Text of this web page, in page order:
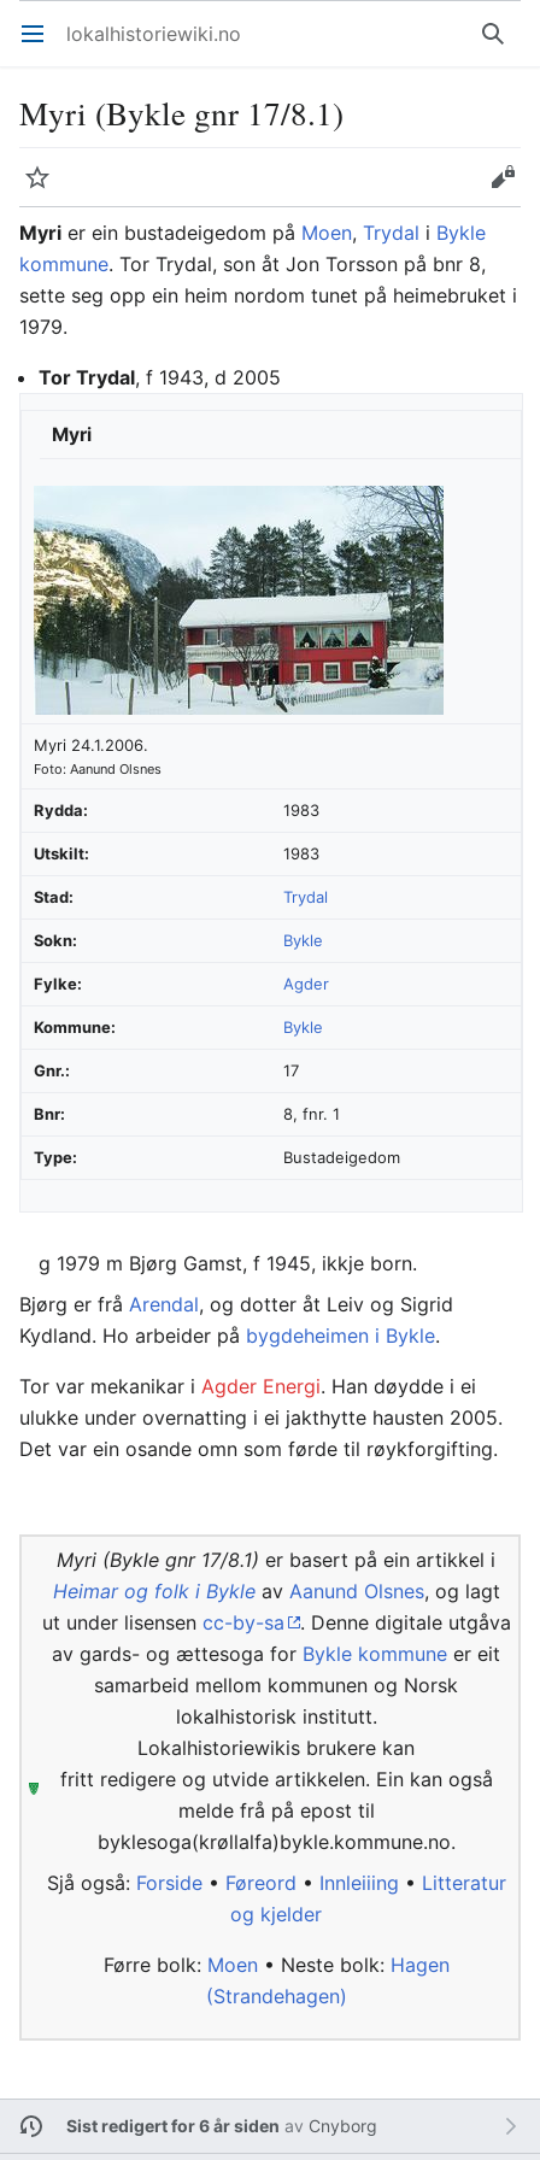
Åpne hovedmenyen lokalhistoriewiki.no Søk
Myri (Bykle gnr 17/8.1)
Overvåk
Rediger
Myri er ein bustadeigedom på Moen, Trydal i Bykle
kommune. Tor Trydal, son åt Jon Torsson på bnr 8,
sette seg opp ein heim nordom tunet på heimebruket i
1979.
Tor Trydal, f 1943, d 2005
Myri
Myri 24.1.2006.
Foto: Aanund Olsnes
Rydda: 1983
Utskilt: 1983
Stad: Trydal
Sokn: Bykle
Fylke: Agder
Kommune: Bykle
Gnr.: 17
Bnr: 8, fnr. 1
Type: Bustadeigedom
g 1979 m Bjørg Gamst, f 1945, ikkje born.
Bjørg er frå Arendal, og dotter åt Leiv og Sigrid
Kydland. Ho arbeider på bygdeheimen i Bykle.
Tor var mekanikar i Agder Energi. Han døydde i ei
ulukke under overnatting i ei jakthytte hausten 2005.
Det var ein osande omn som førde til røykforgifting.
Myri (Bykle gnr 17/8.1) er basert på ein artikkel i
Heimar og folk i Bykleav Aanund Olsnes, og lagt
ut under lisensen cc-by-sa
. Denne digitale utgåva
av gards- og ættesoga for Bykle kommune er eit
samarbeid mellom kommunen og Norsk
lokalhistorisk institutt.
Lokalhistoriewikis brukere kan
fritt redigere og utvide artikkelen. Ein kan også
melde frå på epost til
byklesoga(krøllalfa)bykle.kommune.no.
Sjå også: Forside• Føreord • Innleiiing • Litteratur
og kjelder
Førre bolk: Moen• Neste bolk: Hagen
(Strandehagen)
Sist redigert for 6 år siden av Cnyborg